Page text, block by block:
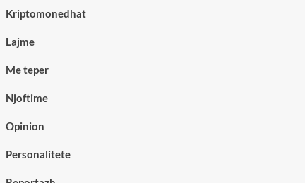
Kriptomonedhat
Lajme
Me teper
Njoftime
Opinion
Personalitete